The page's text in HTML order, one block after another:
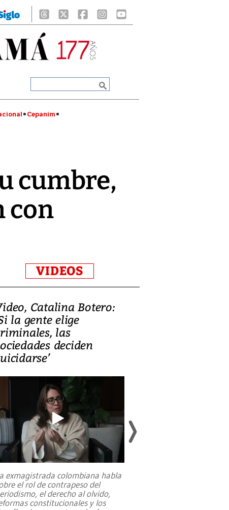
Cepanim
cumbre,
con
VIDEOS
Catalina Botero:
la gente elige
las
deciden
exmagistrada colombiana habla
el rol de contrapeso del
el derecho al olvido,
constitucionales y los